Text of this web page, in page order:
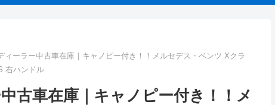
ィーラー中古車在庫｜キャノピー付き！！メルセデス・ベンツ Xクラ
右ハンドル
古車在庫｜キャノピー付き！！メ